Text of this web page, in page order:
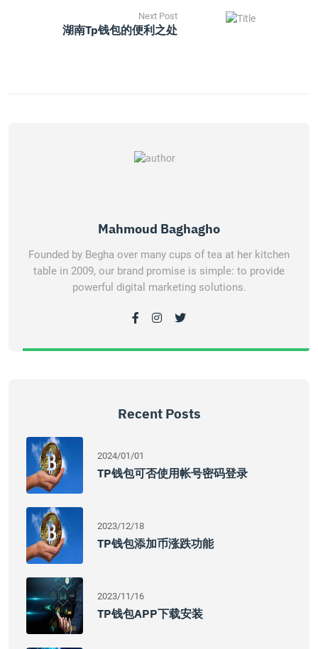
Next Post
湖南tp钱包的便利之处
Mahmoud Baghagho
Founded by Begha over many cups of tea at her kitchen
table in 2009, our brand promise is simple: to provide
powerful digital marketing solutions.
Recent Posts
2024/01/01
TP钱包可否使用帐号密码登录
2023/12/18
TP钱包添加币涨跌功能
2023/11/16
TP钱包APP下载安装